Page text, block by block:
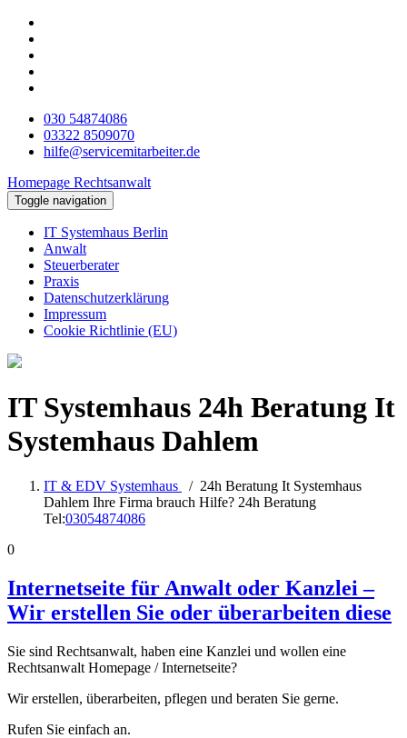
030 54874086
03322 8509070
hilfe@servicemitarbeiter.de
Homepage Rechtsanwalt
Toggle navigation
IT Systemhaus Berlin
Anwalt
Steuerberater
Praxis
Datenschutzerklärung
Impressum
Cookie Richtlinie (EU)
IT Systemhaus 24h Beratung It
Systemhaus Dahlem
IT & EDV Systemhaus / 24h Beratung It Systemhaus
Dahlem Ihre Firma brauch Hilfe? 24h Beratung
Tel:03054874086
0
Internetseite für Anwalt oder Kanzlei –
Wir erstellen Sie oder überarbeiten diese
Sie sind Rechtsanwalt, haben eine Kanzlei und wollen eine
Rechtsanwalt Homepage / Internetseite?
Wir erstellen, überarbeiten, pflegen und beraten Sie gerne.
Rufen Sie einfach an.